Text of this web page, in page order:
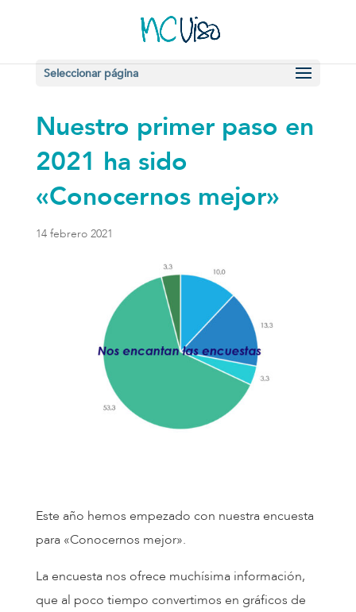
Seleccionar página
Nuestro primer paso en
2021 ha sido
«Conocernos mejor»
14 febrero 2021
Este año hemos empezado con nuestra encuesta
para «Conocernos mejor».
La encuesta nos ofrece muchísima información,
que al poco tiempo convertimos en gráficos de